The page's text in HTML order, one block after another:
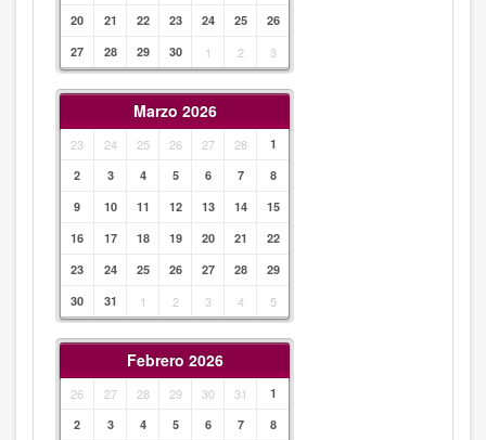
20
21 22 23 24 25
26
27
28 29 30 1 2 3
Marzo 2026
23 24 25 26 27 28
1
2
3 4 5 6 7
8
9
10 11 12 13 14
15
16
17 18 19 20 21
22
23
24 25 26 27 28
29
30
31 1 2 3 4 5
Febrero 2026
26 27 28 29 30 31
1
2
3 4 5 6 7
8